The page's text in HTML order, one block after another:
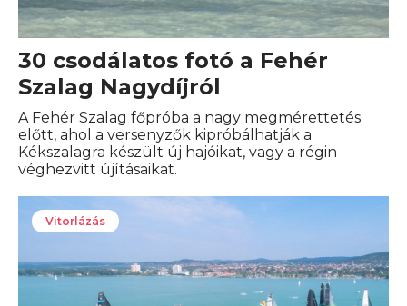
30 csodálatos fotó a Fehér
Szalag Nagydíjról
A Fehér Szalag főpróba a nagy megmérettetés
előtt, ahol a versenyzők kipróbálhatják a
Kékszalagra készült új hajóikat, vagy a régin
véghezvitt újításaikat.
Vitorlázás